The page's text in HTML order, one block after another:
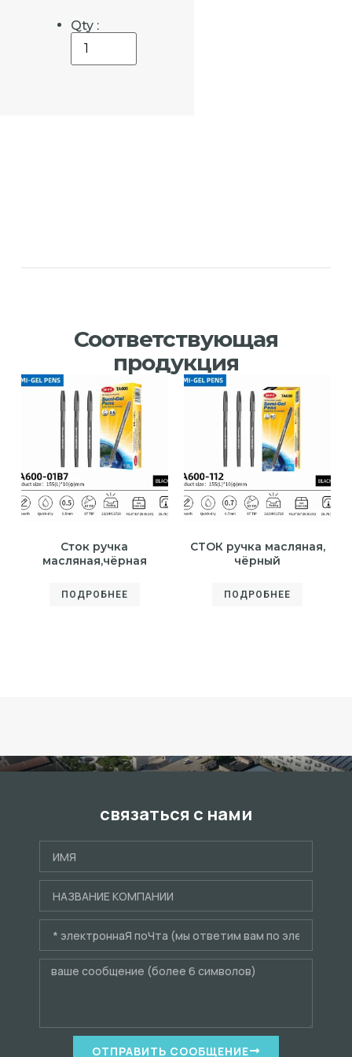
Qty :
Соответствующая
продукция
Сток ручка
масляная,чёрная
ПОДРОБНЕЕ
СТОК ручка масляная,
чёрный
ПОДРОБНЕЕ
связаться с нами
ОТПРАВИТЬ СООБЩЕНИЕ